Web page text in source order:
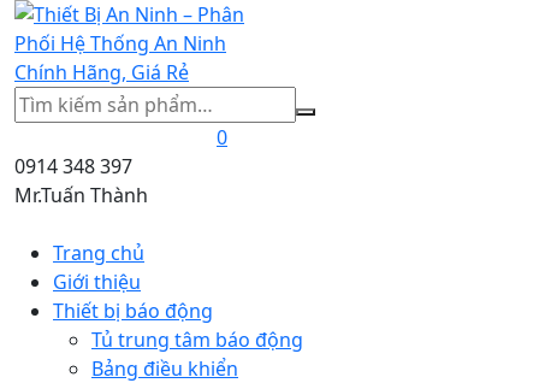
Tìm
kiếm
0
0914 348 397
Mr.Tuấn Thành
Trang chủ
Giới thiệu
Thiết bị báo động
Tủ trung tâm báo động
Bảng điều khiển